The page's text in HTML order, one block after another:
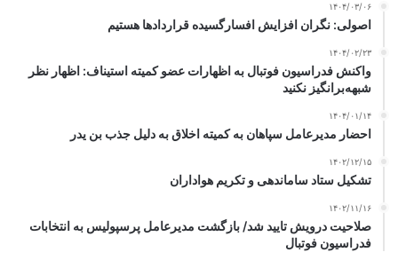
۱۴۰۴/۰۳/۰۶
اصولی: نگران افزایش افسارگسیده قراردادها هستیم
۱۴۰۴/۰۲/۲۳
واکنش فدراسیون فوتبال به اظهارات عضو کمیته استیناف: اظهار نظر
شبهه‌برانگیز نکنید
۱۴۰۴/۰۱/۱۴
احضار مدیرعامل سپاهان به کمیته اخلاق به دلیل جذب بن یدر
۱۴۰۲/۱۲/۱۵
تشکیل ستاد ساماندهی و تکریم هواداران
۱۴۰۲/۱۱/۱۶
صلاحیت درویش تایید شد/ بازگشت مدیرعامل پرسپولیس به انتخابات
فدراسیون فوتبال